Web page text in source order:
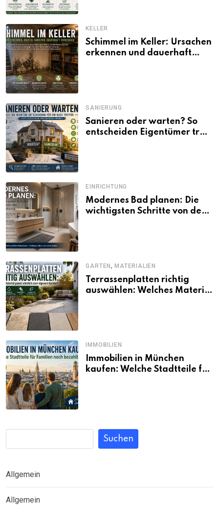
KELLER
Schimmel im Keller: Ursachen
erkennen und dauerhaft
SANIERUNG
Sanieren oder warten? So
entscheiden Eigentümer trotz
EINRICHTUNG
Modernes Bad planen: Die
wichtigsten Schritte von der
GARTEN,MATERIALIEN
Terrassenplatten richtig
auswählen: Welches Material
IMMOBILIEN
Immobilien in München
kaufen: Welche Stadtteile für
Suchen
Allgemein
Allgemein